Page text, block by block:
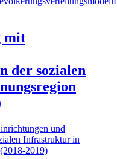
mit
der sozialen